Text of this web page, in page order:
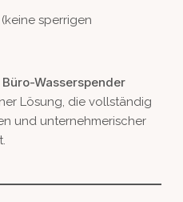
sperrigen
Büro-Wasserspender
Lösung, die vollständig
und unternehmerischer